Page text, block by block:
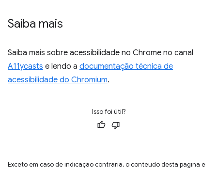
Saiba mais
Saiba mais sobre acessibilidade no Chrome no canal
A11ycasts e lendo a documentação técnica de
acessibilidade do Chromium.
Isso foi útil?
Exceto em caso de indicação contrária, o conteúdo desta página é